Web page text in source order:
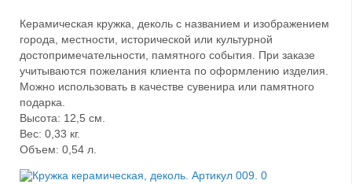
Керамическая кружка, деколь с названием и изображением
города, местности, исторической или культурной
достопримечательности, памятного события. При заказе
учитываются пожелания клиента по оформлению изделия.
Можно использовать в качестве сувенира или памятного
подарка.
Высота: 12,5 см.
Вес: 0,33 кг.
Объем: 0,54 л.